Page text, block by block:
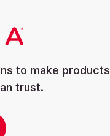
to make products
trust.